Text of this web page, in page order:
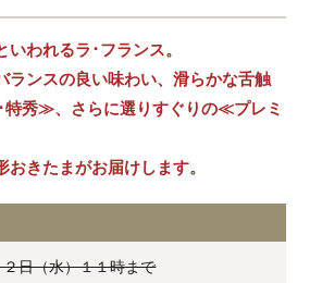
いわれるラ･フランス。
ランスの良い味わい、滑らかな舌触
特秀≫、さらに選りすぐりの≪プレミ
きたまがお届けします。
日（水）１１時まで